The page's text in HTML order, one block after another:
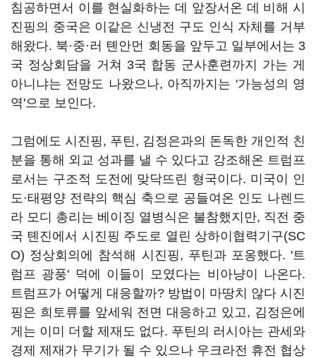
침공하면서 이를 현실화하는 데 앞장서온 데 비해 시
진핑의 중국은 이같은 신냉전 구도 인식 자체를 거부
해왔다. 북·중·러 톈안먼 회동을 앞두고 일부에서는 3
국 정상회담을 거쳐 3국 합동 군사훈련까지 가는 게
아니냐는 전망도 나왔으나, 아직까지는 '가능성의 영
역'으로 보인다.
그럼에도 시진핑, 푸틴, 김정은과의 돈독한 개인적 친
분을 통해 외교 성과를 낼 수 있다고 강조해온 트럼프
로서는 구조적 도전에 맞닥뜨린 형국이다. 미국이 인
도·태평양 전략의 핵심 축으로 공들여온 인도 나렌드
라 모디 총리는 베이징 열병식은 불참했지만, 직전 중
국 톈진에서 시진핑 주도로 열린 상하이협력기구(SC
O) 정상회의에 참석해 시진핑, 푸틴과 포옹했다. '트
럼프 광풍' 덕에 이들이 모였다는 비아냥이 나온다.
트럼프가 어떻게 대응할까? 방법이 마땅치 않다 시진
핑은 희토류를 앞세워 전면 대응하고 있고, 김정은에
게는 이미 더할 제재도 없다. 푸틴의 러시아는 관세와
경제 제재가 무기가 될 수 있으나 우크라전 휴전 협상